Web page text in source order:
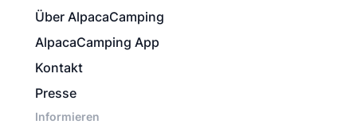
Über AlpacaCamping
AlpacaCamping App
Kontakt
Presse
Informieren